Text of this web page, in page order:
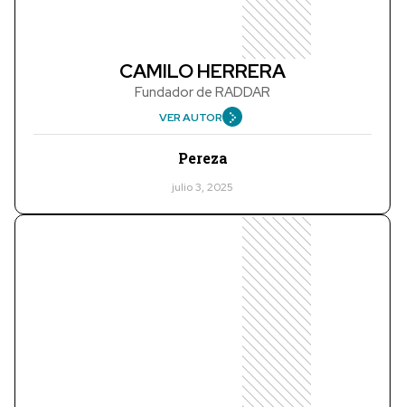
CAMILO HERRERA
Fundador de RADDAR
VER AUTOR
Pereza
julio 3, 2025